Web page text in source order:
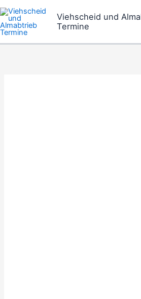
Zum
Inhalt
springen
Viehscheid und
Termine